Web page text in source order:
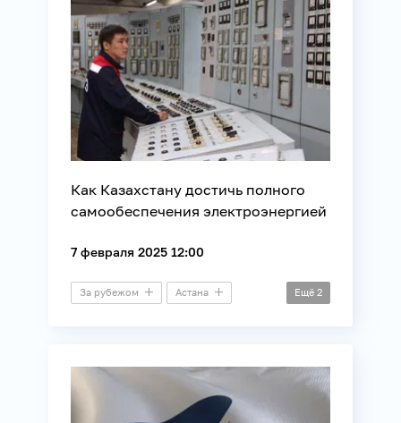
Как Казахстану достичь полного
самообеспечения электроэнергией
7 февраля 2025 12:00
За рубежом Астана Ещё 2